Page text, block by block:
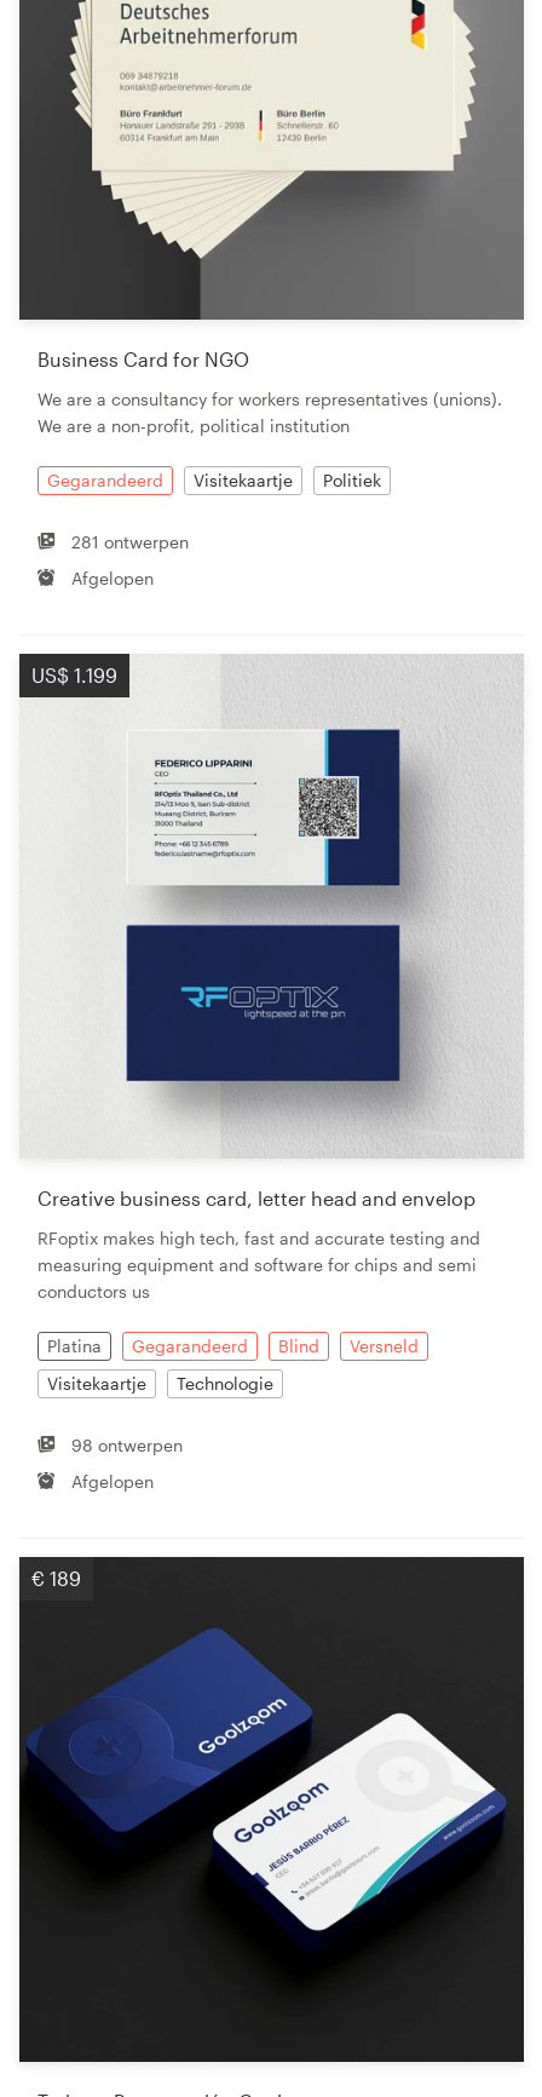
Business Card for NGO
We are a consultancy for workers representatives (unions).
We are a non-profit, political institution
Gegarandeerd Visitekaartje Politiek
281 ontwerpen
Afgelopen
US$ 1.199
Creative business card, letter head and envelop
RFoptix makes high tech, fast and accurate testing and
measuring equipment and software for chips and semi
conductors us
Platina Gegarandeerd Blind
Versneld
Visitekaartje
Technologie
98 ontwerpen
Afgelopen
€ 189